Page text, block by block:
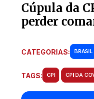
Cúpula da
perder
CATEGORIAS: BRASIL
TAGS: CPI CPI DA